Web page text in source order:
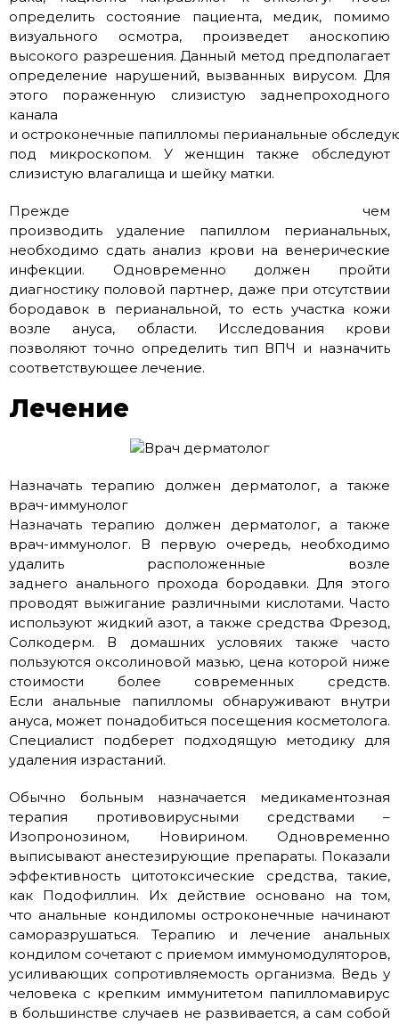
определить состояние пациента, медик, помимо
визуального осмотра, произведет аноскопию
высокого разрешения. Данный метод предполагает
определение нарушений, вызванных вирусом. Для
этого пораженную слизистую заднепроходного
канала
и остроконечные папилломы перианальные
под микроскопом. У женщин также обследуют
слизистую влагалища и шейку матки.
Прежде чем
производить удаление папиллом перианальных,
необходимо сдать анализ крови на венерические
инфекции. Одновременно должен пройти
диагностику половой партнер, даже при отсутствии
бородавок в перианальной, то есть участка кожи
возле ануса, области. Исследования крови
позволяют точно определить тип ВПЧ и назначить
соответствующее лечение.
Лечение
Назначать терапию должен дерматолог, а также
врач-иммунолог
Назначать терапию должен дерматолог, а также
врач-иммунолог. В первую очередь, необходимо
удалить расположенные возле
заднего анального прохода бородавки. Для этого
проводят выжигание различными кислотами. Часто
используют жидкий азот, а также средства Фрезод,
Солкодерм. В домашних условяих также часто
пользуются оксолиновой мазью, цена которой ниже
стоимости более современных средств.
Если анальные папилломы обнаруживают внутри
ануса, может понадобиться посещения косметолога.
Специалист подберет подходящую методику для
удаления израстаний.
Обычно больным назначается медикаментозная
терапия противовирусными средствами –
Изопронозином, Новирином. Одновременно
выписывают анестезирующие препараты. Показали
эффективность цитотоксические средства, такие,
как Подофиллин. Их действие основано на том,
что анальные кондиломы остроконечные начинают
саморазрушаться. Терапию и лечение анальных
кондилом сочетают с приемом иммуномодуляторов,
усиливающих сопротивляемость организма. Ведь у
человека с крепким иммунитетом папилломавирус
в большинстве случаев не развивается, а сам собой